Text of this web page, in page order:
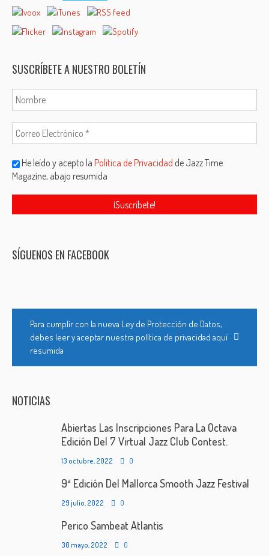
SUSCRÍBETE A NUESTRO BOLETÍN
He leído y acepto laPolítica de Privacidad de Jazz Time
Magazine, abajo resumida
SÍGUENOS EN FACEBOOK
Para cumplir con la nueva Ley de Protección de Datos,
debes leer y aceptar nuestra política de privacidad aquí
resumida
NOTICIAS
Abiertas Las Inscripciones Para La Octava
Edición Del 7 Virtual Jazz Club Contest.
13 octubre, 2022 0
9ª Edición Del Mallorca Smooth Jazz Festival
29 julio, 2022 0
Perico Sambeat Atlantis
30 mayo, 2022 0